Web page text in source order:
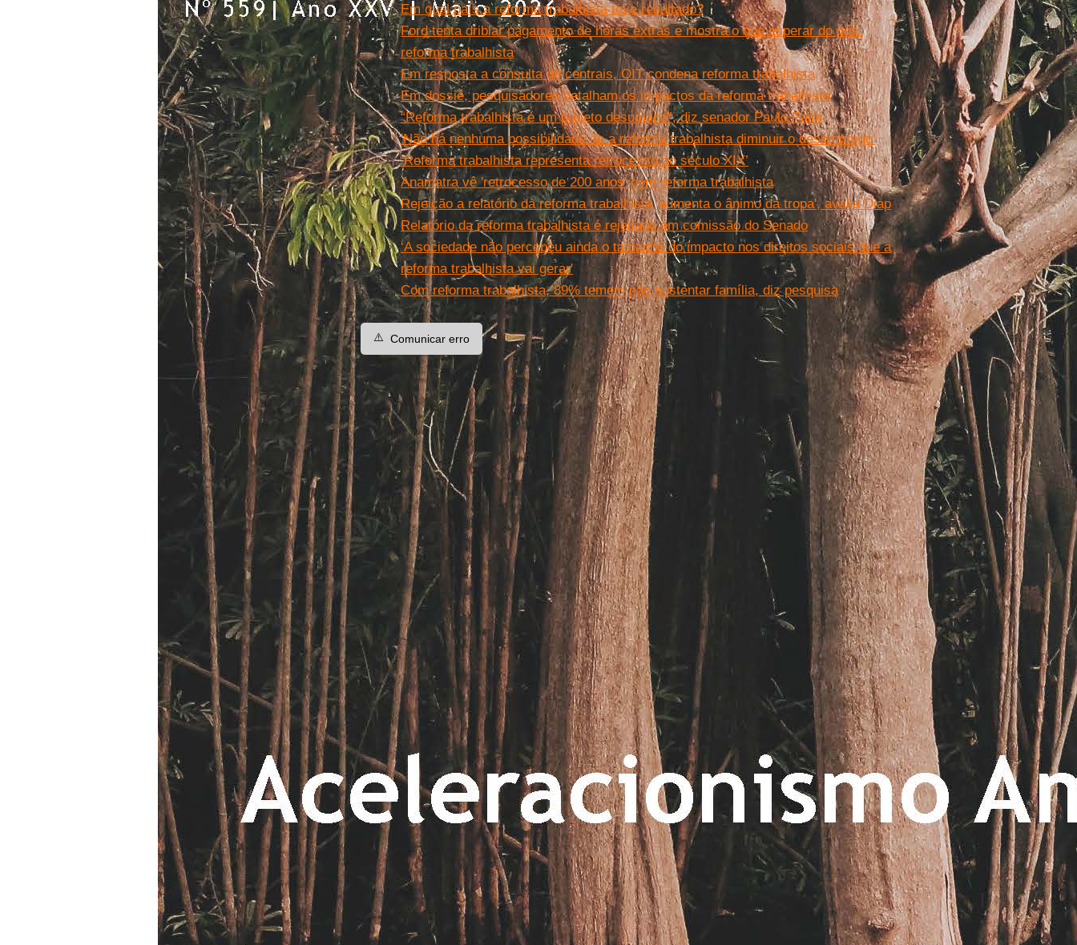
Em qual país a reforma trabalhista teve resultado?
Ford tenta driblar pagamento de horas extras e mostra o que esperar do pós-
reforma trabalhista
Em resposta a consulta de centrais, OIT condena reforma trabalhista
Em dossiê, pesquisadores detalham os impactos da reforma trabalhista
“Reforma trabalhista é um projeto desumano”, diz senador Paulo Paim
'Não há nenhuma possibilidade de a reforma trabalhista diminuir o desemprego'
‘Reforma trabalhista representa retrocesso ao século XIX’
Anamatra vê 'retrocesso de 200 anos' com reforma trabalhista
Rejeição a relatório da reforma trabalhista 'aumenta o ânimo da tropa', avalia Diap
Relatório da reforma trabalhista é rejeitado em comissão do Senado
‘A sociedade não percebeu ainda o tamanho do impacto nos direitos sociais que a
reforma trabalhista vai gerar'
Com reforma trabalhista, 89% temem não sustentar família, diz pesquisa
⚠️ Comunicar erro